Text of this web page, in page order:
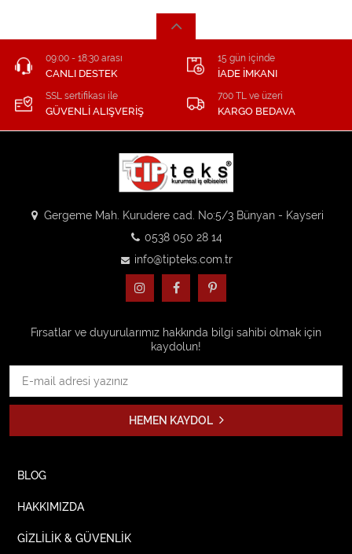
09:00 - 18:30 arası
CANLI DESTEK
15 gün içinde
İADE İMKANI
SSL sertifikası ile
GÜVENLİ ALIŞVERİŞ
700 TL ve üzeri
KARGO BEDAVA
Gergeme Mah. Kurudere cad. No:5/3 Bünyan - Kayseri
0538 050 28 14
info@tipteks.com.tr
Fırsatlar ve duyurularımız hakkında bilgi sahibi olmak için
kaydolun!
HEMEN KAYDOL
BLOG
HAKKIMIZDA
GİZLİLİK & GÜVENLİK